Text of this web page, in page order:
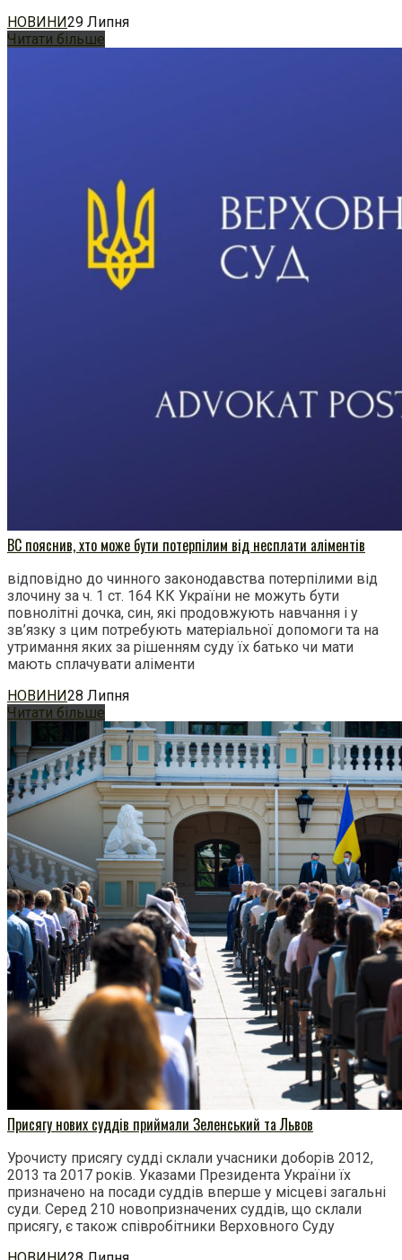
НОВИНИ29 Липня
Читати більше
ВС пояснив, хто може бути потерпілим від несплати аліментів
відповідно до чинного законодавства потерпілими від
злочину за ч. 1 ст. 164 КК України не можуть бути
повнолітні дочка, син, які продовжують навчання і у
зв’язку з цим потребують матеріальної допомоги та на
утримання яких за рішенням суду їх батько чи мати
мають сплачувати аліменти
НОВИНИ28 Липня
Читати більше
Присягу нових суддів приймали Зеленський та Львов
Урочисту присягу судді склали учасники доборів 2012,
2013 та 2017 років. Указами Президента України їх
призначено на посади суддів вперше у місцеві загальні
суди. Серед 210 новопризначених суддів, що склали
присягу, є також співробітники Верховного Суду